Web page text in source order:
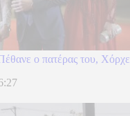
ο πατέρας του, Χόρχε